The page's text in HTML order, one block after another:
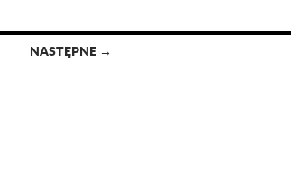
NASTĘPNE →